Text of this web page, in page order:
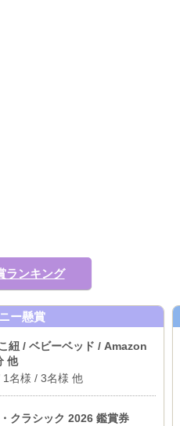
ランキング
ー懸賞
紐 / ベビーベッド / Amazon
他
名様 / 3名様 他
クラシック 2026 鑑賞券